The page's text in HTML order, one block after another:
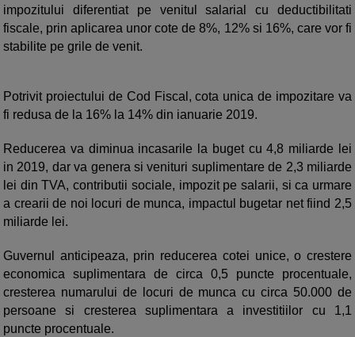
impozitului diferentiat pe venitul salarial cu deductibilitati
fiscale, prin aplicarea unor cote de 8%, 12% si 16%, care vor fi
stabilite pe grile de venit.
Potrivit proiectului de Cod Fiscal, cota unica de impozitare va
fi redusa de la 16% la 14% din ianuarie 2019.
Reducerea va diminua incasarile la buget cu 4,8 miliarde lei
in 2019, dar va genera si venituri suplimentare de 2,3 miliarde
lei din TVA, contributii sociale, impozit pe salarii, si ca urmare
a crearii de noi locuri de munca, impactul bugetar net fiind 2,5
miliarde lei.
Guvernul anticipeaza, prin reducerea cotei unice, o crestere
economica suplimentara de circa 0,5 puncte procentuale,
cresterea numarului de locuri de munca cu circa 50.000 de
persoane si cresterea suplimentara a investitiilor cu 1,1
puncte procentuale.